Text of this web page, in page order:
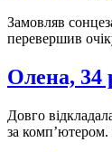
Замовляв
перевершив
Олена, 34
Довго
за комп’ютером.